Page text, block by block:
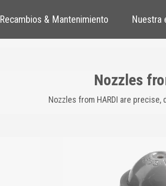
Recambios & Mantenimiento Nuestra
Nozzles
Nozzles from HARDI are